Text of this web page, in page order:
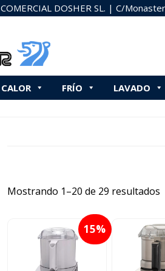
COMERCIAL DOSHER SL. | C/
CALOR FRÍO LAVADO
Mostrando 1–20 de 29 resultados
a
15